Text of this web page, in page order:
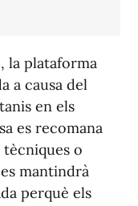
la plataforma
a causa del
en els
es recomana
o
mantindrà
perquè els